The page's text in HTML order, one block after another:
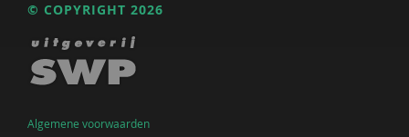
© COPYRIGHT 2026
Algemene voorwaarden